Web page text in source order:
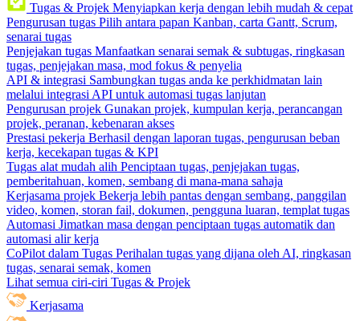
Tugas & Projek Menyiapkan kerja dengan lebih mudah & cepat
Pengurusan tugas Pilih antara papan Kanban, carta Gantt, Scrum,
senarai tugas
Penjejakan tugas Manfaatkan senarai semak & subtugas, ringkasan
tugas, penjejakan masa, mod fokus & penyelia
API & integrasi Sambungkan tugas anda ke perkhidmatan lain
melalui integrasi API untuk automasi tugas lanjutan
Pengurusan projek Gunakan projek, kumpulan kerja, perancangan
projek, peranan, kebenaran akses
Prestasi pekerja Berhasil dengan laporan tugas, pengurusan beban
kerja, kecekapan tugas & KPI
Tugas alat mudah alih Penciptaan tugas, penjejakan tugas,
pemberitahuan, komen, sembang di mana-mana sahaja
Kerjasama projek Bekerja lebih pantas dengan sembang, panggilan
video, komen, storan fail, dokumen, pengguna luaran, templat tugas
Automasi Jimatkan masa dengan penciptaan tugas automatik dan
automasi alir kerja
CoPilot dalam Tugas Perihalan tugas yang dijana oleh AI, ringkasan
tugas, senarai semak, komen
Lihat semua ciri-ciri Tugas & Projek
Kerjasama